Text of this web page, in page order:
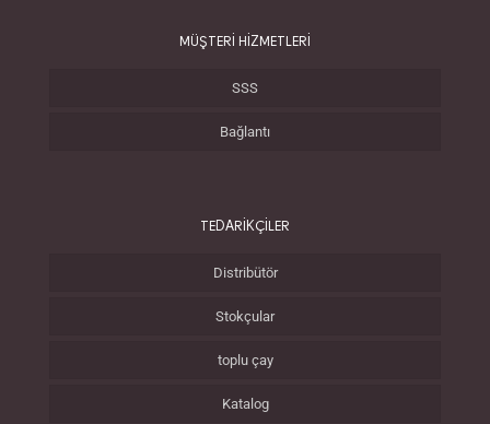
MÜŞTERİ HİZMETLERİ
SSS
Bağlantı
TEDARİKÇİLER
Distribütör
Stokçular
toplu çay
Katalog